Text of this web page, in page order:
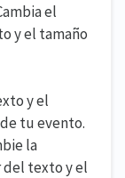
el
y el tamaño
y el
tu evento.
la
del texto y el